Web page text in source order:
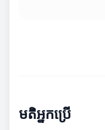
មតិអ្នកប្រើ